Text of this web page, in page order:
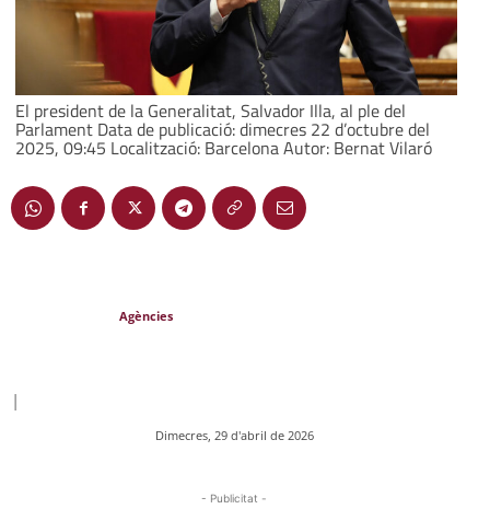
El president de la Generalitat, Salvador Illa, al ple del
Parlament Data de publicació: dimecres 22 d’octubre del
2025, 09:45 Localització: Barcelona Autor: Bernat Vilaró
Agències
|
Dimecres, 29 d'abril de 2026
- Publicitat -